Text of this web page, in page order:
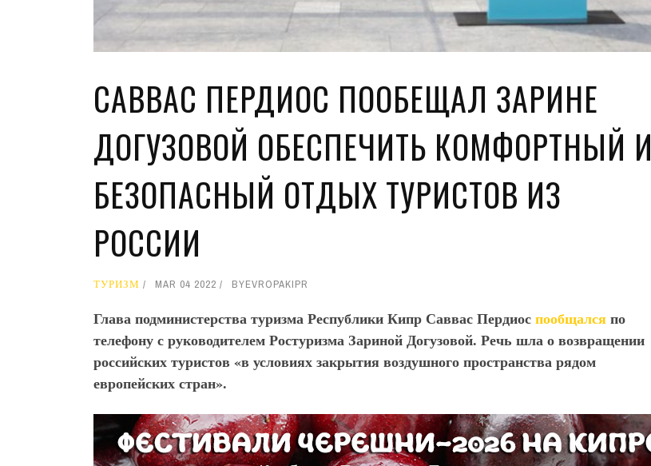
САВВАС ПЕРДИОС ПООБЕЩАЛ ЗАРИНЕ
ДОГУЗОВОЙ ОБЕСПЕЧИТЬ КОМФОРТНЫЙ И
БЕЗОПАСНЫЙ ОТДЫХ ТУРИСТОВ ИЗ
РОССИИ
ТУРИЗМ MAR 04 2022 BYEVROPAKIPR
Глава подминистерства туризма Республики Кипр Саввас Пердиоспообщалсяпо
телефону с руководителем Ростуризма Зариной Догузовой. Речь шла о возвращении
российских туристов «в условиях закрытия воздушного пространства рядом
европейских стран».